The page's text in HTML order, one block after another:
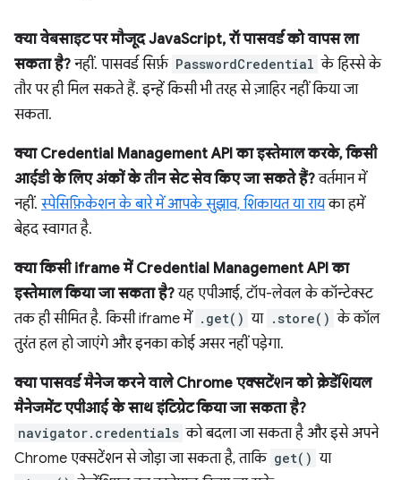
क्या वेबसाइट पर मौजूद JavaScript, रॉ पासवर्ड को वापस ला
सकता है? नहीं. पासवर्ड सिर्फ़ PasswordCredential के हिस्से के
तौर पर ही मिल सकते हैं. इन्हें किसी भी तरह से ज़ाहिर नहीं किया जा
सकता.
क्या Credential Management API का इस्तेमाल करके, किसी
आईडी के लिए अंकों के तीन सेट सेव किए जा सकते हैं?वर्तमान में
नहीं. स्पेसिफ़िकेशन के बारे में आपके सुझाव, शिकायत या रायका हमें
बेहद स्वागत है.
क्या किसी iframe में Credential Management API का
इस्तेमाल किया जा सकता है?यह एपीआई, टॉप-लेवल के कॉन्टेक्स्ट
तक ही सीमित है. किसी iframe में .get() या .store() के कॉल
तुरंत हल हो जाएंगे और इनका कोई असर नहीं पड़ेगा.
क्या पासवर्ड मैनेज करने वाले Chrome एक्सटेंशन को क्रेडेंशियल
मैनेजमेंट एपीआई के साथ इंटिग्रेट किया जा सकता है?
navigator.credentials को बदला जा सकता है और इसे अपने
Chrome एक्सटेंशन से जोड़ा जा सकता है, ताकि get() या